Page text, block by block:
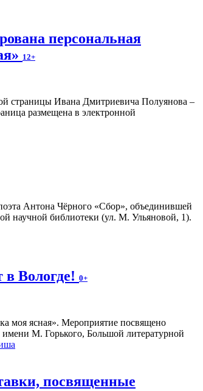
персональная
12+
страницы Ивана Дмитриевича Полуянова –
размещена в электронной
Антона Чёрного «Сбор», объединившей
научной библиотеки (ул. М. Ульяновой, 1).
Вологде! 0+
моя ясная». Мероприятие посвящено
М. Горького, Большой литературной
посвященные